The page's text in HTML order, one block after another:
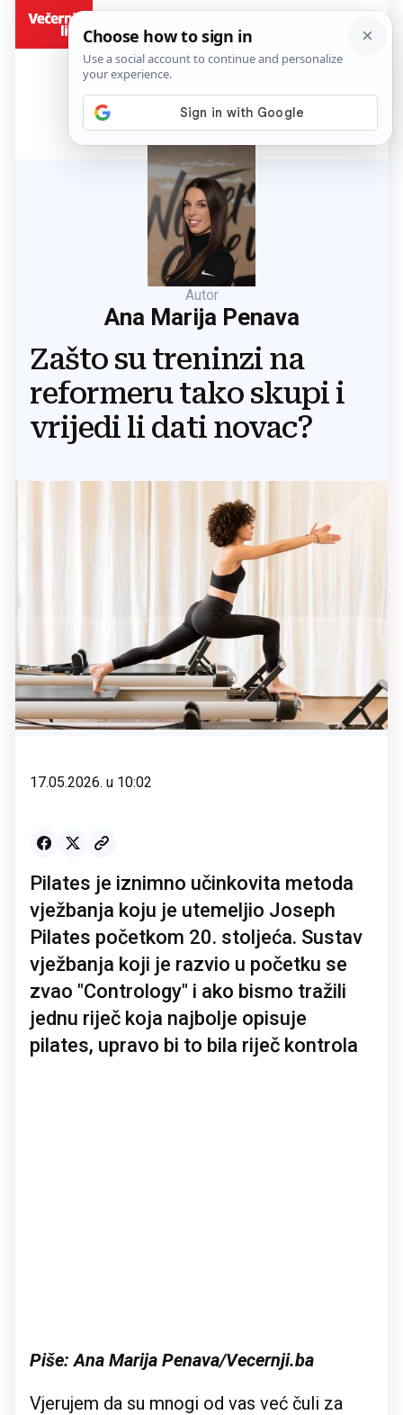
Autor
Ana Marija Penava
Zašto su treninzi na
reformeru tako skupi i
vrijedi li dati novac?
17.05.2026. u 10:02
Pilates je iznimno učinkovita metoda
vježbanja koju je utemeljio Joseph
Pilates početkom 20. stoljeća. Sustav
vježbanja koji je razvio u početku se
zvao "Contrology" i ako bismo tražili
jednu riječ koja najbolje opisuje
pilates, upravo bi to bila riječ kontrola
Piše: Ana Marija Penava/Vecernji.ba
Vjerujem da su mnogi od vas već čuli za